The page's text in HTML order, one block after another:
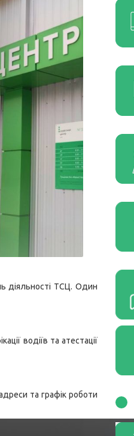
діяльності ТСЦ. Один
водіїв та атестації
та графік роботи